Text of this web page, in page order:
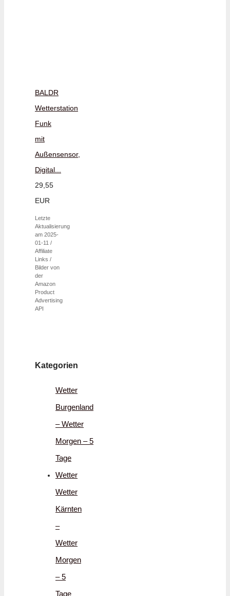
BALDR
Wetterstation
Funk
mit
Außensensor,
Digital...
29,55
EUR
Letzte
Aktualisierung
am 2025-
01-11 /
Affiliate
Links /
Bilder von
der
Amazon
Product
Advertising
API
Kategorien
Wetter
Burgenland
– Wetter
Morgen – 5
Tage
Wetter
Wetter
Kärnten
–
Wetter
Morgen
– 5
Tage